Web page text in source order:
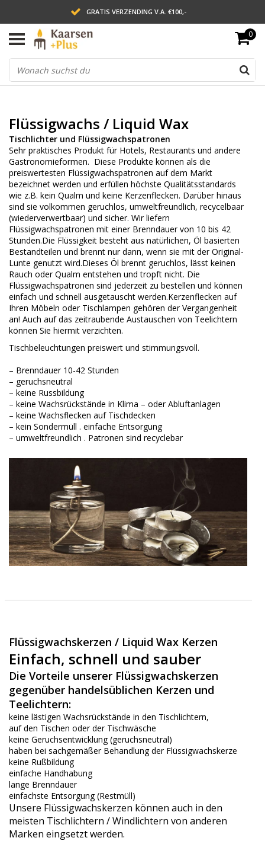
GRATIS VERZENDING V.A. €100,-
LEVERING BINNEN 2 WERKDAGEN
ACHTERAF BETALEN VIA AFTERPAY
0
Flüssigwachs / Liquid Wax
Tischlichter und Flüssigwachspatronen
Sehr praktisches Produkt für Hotels, Restaurants und andere
Gastronomieformen. Diese Produkte können als die
preiswertesten Flüssigwachspatronen auf dem Markt
bezeichnet werden und erfüllen höchste Qualitätsstandards
wie z.B. kein Qualm und keine Kerzenflecken. Darüber hinaus
sind sie volkommen geruchlos, umweltfreundlich, recycelbaar
(wiederverwertbaar) und sicher. Wir liefern
Flüssigwachspatronen mit einer Brenndauer von 10 bis 42
Stunden.Die Flüssigkeit besteht aus natürlichen, Öl basierten
Bestandteilen und brennt nur dann, wenn sie mit der Original-
Lunte genutzt wird.Dieses Öl brennt geruchlos, lässt keinen
Rauch oder Qualm entstehen und tropft nicht. Die
Flüssigwachspatronen sind jederzeit zu bestellen und können
einfach und schnell ausgetauscht werden.Kerzenflecken auf
Ihren Möbeln oder Tischlampen gehören der Vergangenheit
an! Auch auf das zeitraubende Austauschen von Teelichtern
können Sie hiermit verzichten.
Tischbeleuchtungen preiswert und stimmungsvoll.
– Brenndauer 10-42 Stunden
– geruchsneutral
– keine Russbildung
– keine Wachsrückstände in Klima – oder Abluftanlagen
– keine Wachsflecken auf Tischdecken
– kein Sondermüll . einfache Entsorgung
– umweltfreundlich . Patronen sind recyclebar
Flüssigwachskerzen / Liquid Wax Kerzen
Einfach, schnell und sauber
Die Vorteile unserer Flüssigwachskerzen
gegenüber handelsüblichen Kerzen und
Teelichtern:
keine lästigen Wachsrückstände in den Tischlichtern,
auf den Tischen oder der Tischwäsche
keine Geruchsentwicklung (geruchsneutral)
haben bei sachgemäßer Behandlung der Flüssigwachskerze
keine Rußbildung
einfache Handhabung
lange Brenndauer
einfachste Entsorgung (Restmüll)
Unsere Flüssigwachskerzen können auch in den
meisten Tischlichtern / Windlichtern von anderen
Marken eingsetzt werden.